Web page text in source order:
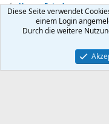
Unsere Fotos!
Kontakt
Community platform by
Diese Seite verwendet
einem Login
Durch die weitere